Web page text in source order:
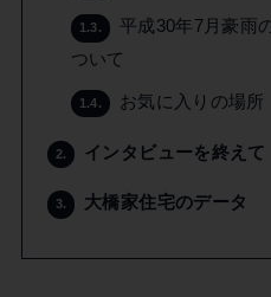
1.3.
平成30年7月豪雨
ついて
1.4. お気に入りの場所
2. インタビューを終えて
3. 大橋家住宅のデータ